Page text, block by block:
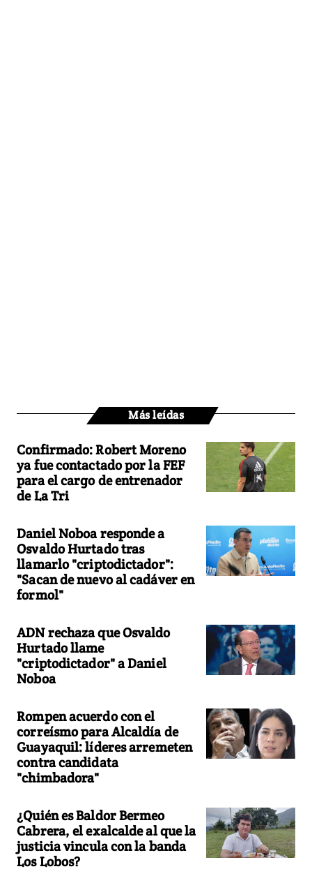
Más leídas
Confirmado: Robert Moreno
ya fue contactado por la FEF
para el cargo de entrenador
de La Tri
Daniel Noboa responde a
Osvaldo Hurtado tras
llamarlo "criptodictador":
"Sacan de nuevo al cadáver en
formol"
ADN rechaza que Osvaldo
Hurtado llame
"criptodictador" a Daniel
Noboa
Rompen acuerdo con el
correísmo para Alcaldía de
Guayaquil: líderes arremeten
contra candidata
"chimbadora"
¿Quién es Baldor Bermeo
Cabrera, el exalcalde al que la
justicia vincula con la banda
Los Lobos?